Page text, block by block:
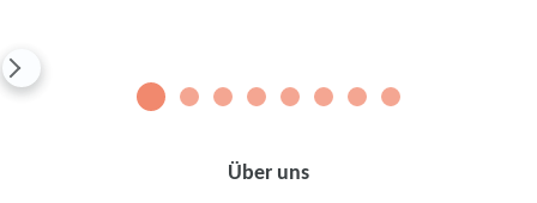
2 3 4 5 6 7 8
Über uns